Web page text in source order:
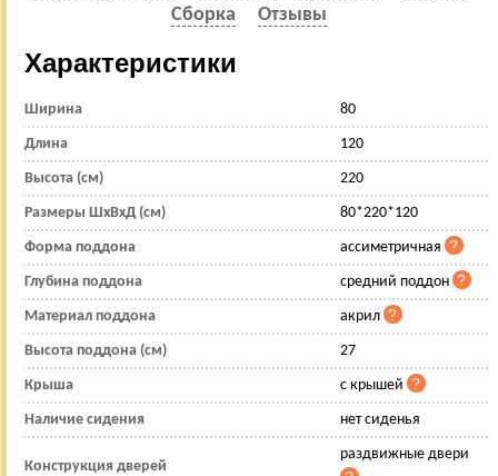
Сборка
Отзывы
Характеристики
Ширина 80
Длина 120
Высота (см) 220
Размеры ШхВхД (см) 80*220*120
Форма поддона ассиметричная
Глубина поддона средний поддон
Материал поддона акрил
Высота поддона (см) 27
Крыша с крышей
Наличие сидения нет сиденья
Конструкция дверей
раздвижные двери